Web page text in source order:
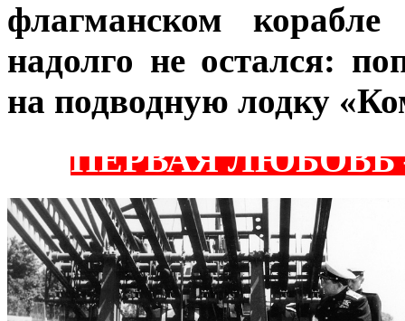
флагманском
надолго не остался:
на подводную лодку
ПЕРВАЯ